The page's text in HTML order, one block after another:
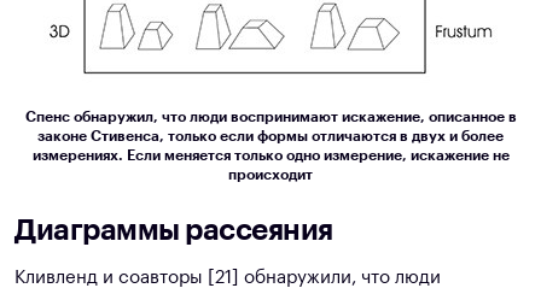
Спенс обнаружил, что люди воспринимают искажение, описанное в
законе Стивенса, только если формы отличаются в двух и более
измерениях. Если меняется только одно измерение, искажение не
происходит
Диаграммы рассеяния
Кливленд и соавторы [21] обнаружили, что люди